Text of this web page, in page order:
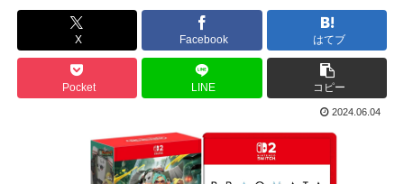
X Facebook はてブ
Pocket LINE コピー
2024.06.04